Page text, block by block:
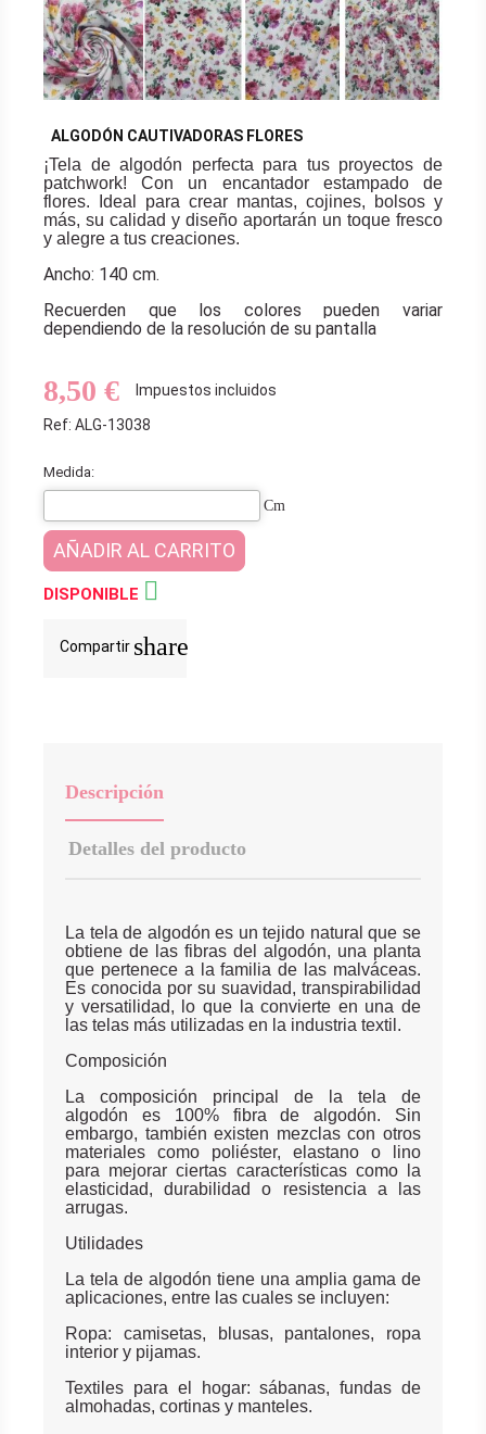
ALGODÓN CAUTIVADORAS FLORES
¡Tela de algodón perfecta para tus proyectos de
patchwork! Con un encantador estampado de
flores. Ideal para crear mantas, cojines, bolsos y
más, su calidad y diseño aportarán un toque fresco
y alegre a tus creaciones.
Ancho: 140 cm.
Recuerden que los colores pueden variar
dependiendo de la resolución de su pantalla
8,50 €
Impuestos incluidos
Ref: ALG-13038
Medida:
Cm
AÑADIR AL CARRITO
DISPONIBLE 
Compartir share
Descripción
Detalles del producto
La tela de algodón es un tejido natural que se
obtiene de las fibras del algodón, una planta
que pertenece a la familia de las malváceas.
Es conocida por su suavidad, transpirabilidad
y versatilidad, lo que la convierte en una de
las telas más utilizadas en la industria textil.
Composición
La composición principal de la tela de
algodón es 100% fibra de algodón. Sin
embargo, también existen mezclas con otros
materiales como poliéster, elastano o lino
para mejorar ciertas características como la
elasticidad, durabilidad o resistencia a las
arrugas.
Utilidades
La tela de algodón tiene una amplia gama de
aplicaciones, entre las cuales se incluyen:
Ropa: camisetas, blusas, pantalones, ropa
interior y pijamas.
Textiles para el hogar: sábanas, fundas de
almohadas, cortinas y manteles.